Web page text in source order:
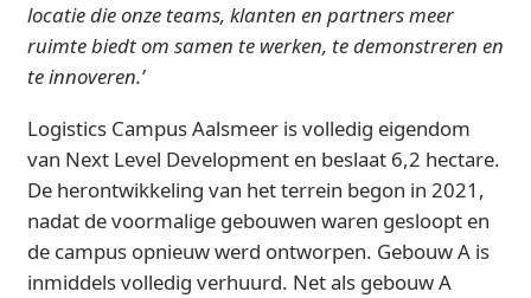
locatie die onze teams, klanten en partners meer
ruimte biedt om samen te werken, te demonstreren en
te innoveren.’
Logistics Campus Aalsmeer is volledig eigendom
van Next Level Development en beslaat 6,2 hectare.
De herontwikkeling van het terrein begon in 2021,
nadat de voormalige gebouwen waren gesloopt en
de campus opnieuw werd ontworpen. Gebouw A is
inmiddels volledig verhuurd. Net als gebouw A